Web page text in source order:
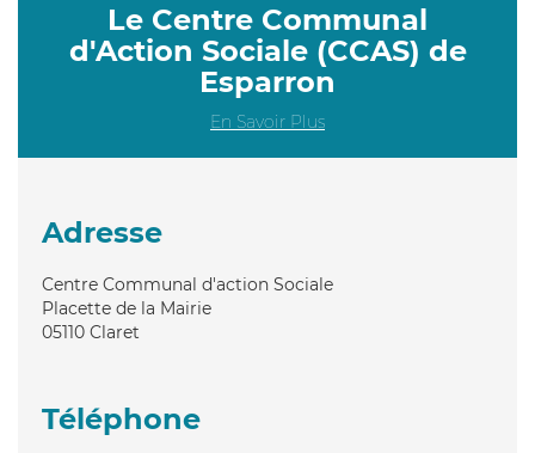
Le Centre Communal
d'Action Sociale (CCAS) de
Esparron
En Savoir Plus
Adresse
Centre Communal d'action Sociale
Placette de la Mairie
05110 Claret
Téléphone